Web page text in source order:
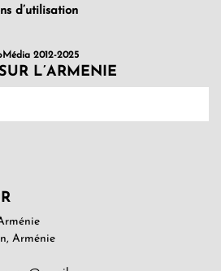
d’utilisation
2012-2025
L’ARMENIE
Arménie